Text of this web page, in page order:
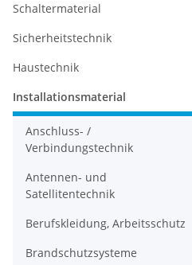
Schaltermaterial
Sicherheitstechnik
Haustechnik
Installationsmaterial
Anschluss- /
Verbindungstechnik
Antennen- und
Satellitentechnik
Berufskleidung, Arbeitsschutz
Brandschutzsysteme